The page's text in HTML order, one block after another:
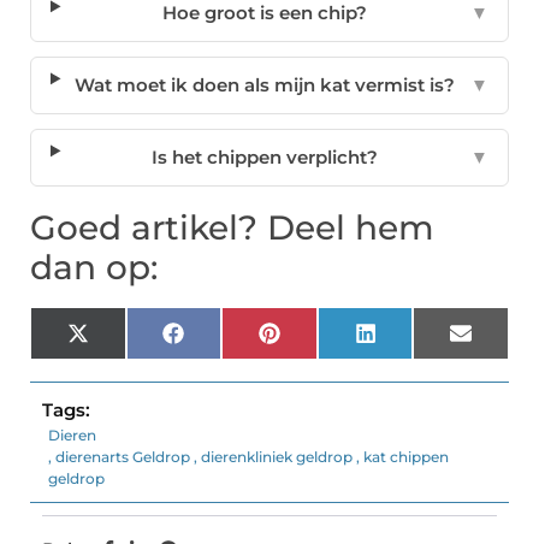
Hoe groot is een chip? ▼
Wat moet ik doen als mijn kat vermist is? ▼
Is het chippen verplicht? ▼
Goed artikel? Deel hem
dan op:
X
(Twitter)
FacebookPinterest LinkedIn Email
Tags:
Dieren
, dierenarts Geldrop , dierenkliniek geldrop , kat chippen
geldrop